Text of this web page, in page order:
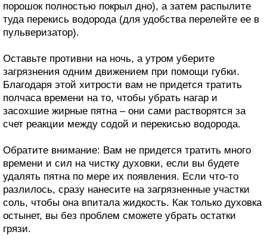
порошок полностью покрыл дно), а затем распылите
туда перекись водорода (для удобства перелейте ее в
пульверизатор).
Оставьте противни на ночь, а утром уберите
загрязнения одним движением при помощи губки.
Благодаря этой хитрости вам не придется тратить
полчаса времени на то, чтобы убрать нагар и
засохшие жирные пятна – они сами растворятся за
счет реакции между содой и перекисью водорода.
Обратите внимание: Вам не придется тратить много
времени и сил на чистку духовки, если вы будете
удалять пятна по мере их появления. Если что-то
разлилось, сразу нанесите на загрязненные участки
соль, чтобы она впитала жидкость. Как только духовка
остынет, вы без проблем сможете убрать остатки
грязи.